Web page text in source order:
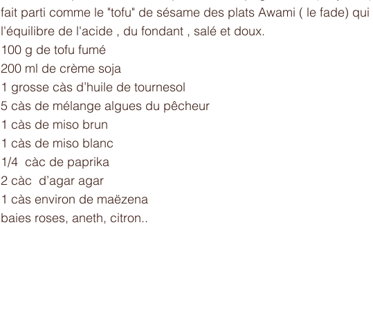
fait parti comme le "tofu" de sésame des plats Awami ( le fade)
l'équilibre de l'acide , du fondant , salé et doux.
100 g de tofu fumé
200 ml de crème soja
1 grosse càs d’huile de tournesol
5 càs de mélange algues du pêcheur
1 càs de miso brun
1 càs de miso blanc
1/4  càc de paprika
2 càc  d’agar agar
1 càs environ de maëzena
baies roses, aneth, citron..